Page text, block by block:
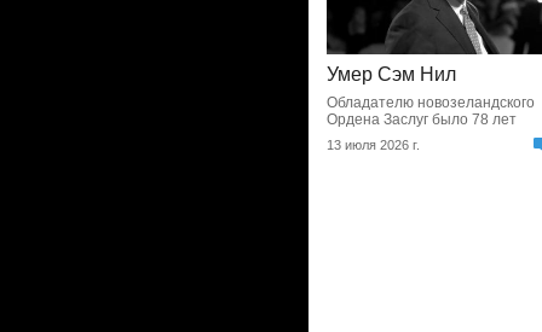
Сначала не поняли, а
потом как поняли
Как ни на что не похожая
вдов» завоевала свою